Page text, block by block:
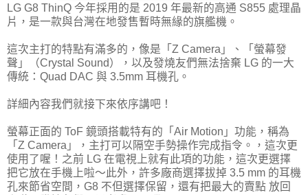
LG G8 ThinQ 今年採用的是 2019 年最新的高通 S855 處理晶
片，是一款與台灣在地發售暫時無緣的旗艦機。
這次主打的特點有滿多的，像是「Z Camera」、「螢幕發
聲」（Crystal Sound），以及發燒友們無法捨棄 LG 的一大
傳統：Quad DAC 與 3.5mm 耳機孔。
詳細內容我們就接下來依序講吧！
螢幕正面的 ToF 鏡頭搭載特有的「Air Motion」功能，稱為
「Z Camera」，主打可以隔空手勢操作完成指令。，這次更
使用了喔！之前 LG 在電視上就有此項的功能，這次更選擇
把它放在手機上啦～此外，許多廠商選擇拔掉 3.5 mm 的耳機
孔來節省空間，G8 不但選擇保留，還有把最大的賣點 放回